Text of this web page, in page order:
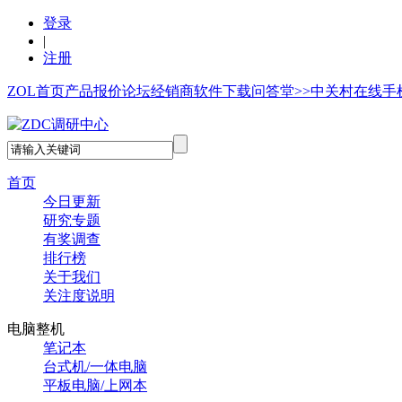
登录
|
注册
ZOL首页产品报价论坛经销商软件下载问答堂>>中关村在线手
首页
今日更新
研究专题
有奖调查
排行榜
关于我们
关注度说明
电脑整机
笔记本
台式机/一体电脑
平板电脑/上网本